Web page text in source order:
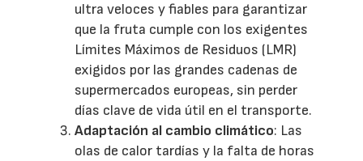
ultra veloces y fiables para garantizar
que la fruta cumple con los exigentes
Límites Máximos de Residuos (LMR)
exigidos por las grandes cadenas de
supermercados europeas, sin perder
días clave de vida útil en el transporte.
Adaptación al cambio climático: Las
olas de calor tardías y la falta de horas